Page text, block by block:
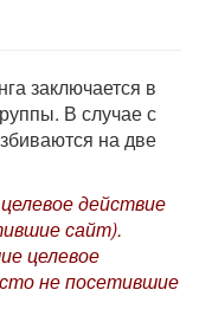
заключается в
В случае с
на две
действие
сайт).
целевое
не посетившие